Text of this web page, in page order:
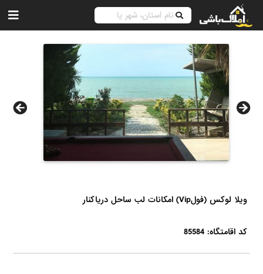
ويلا لوکس (فولVip) امکانات لب ساحل درياكنار
کد اقامتگاه: 85584